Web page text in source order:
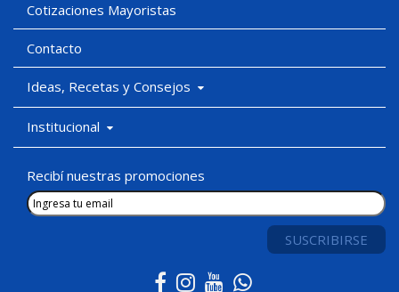
Cotizaciones Mayoristas
Contacto
Ideas, Recetas y Consejos
Institucional
Recibí nuestras promociones